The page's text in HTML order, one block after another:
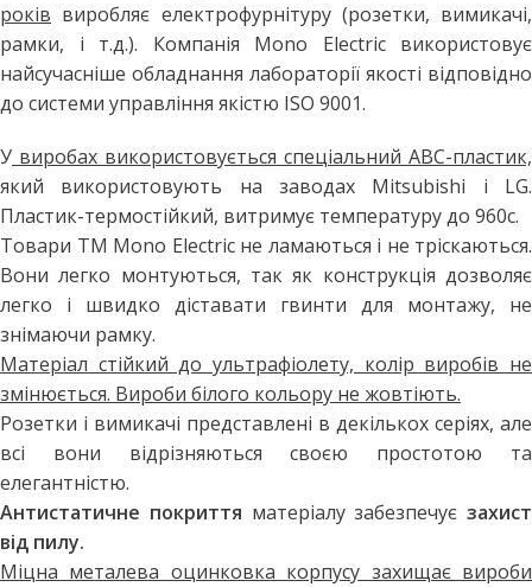
років виробляє електрофурнітуру (розетки, вимикачі,
рамки, і т.д.). Компанія Mono Electric використовує
найсучасніше обладнання лабораторії якості відповідно
до системи управління якістю ISO 9001.
У виробах використовується спеціальний АВС-пластик,
який використовують на заводах Mitsubishi і LG.
Пластик-термостійкий, витримує температуру до 960с.
Товари ТМ Mono Electric не ламаються і не тріскаються.
Вони легко монтуються, так як конструкція дозволяє
легко і швидко діставати гвинти для монтажу, не
знімаючи рамку.
Матеріал стійкий до ультрафіолету, колір виробів не
змінюється. Вироби білого кольору не жовтіють.
Розетки і вимикачі представлені в декількох серіях, але
всі вони відрізняються своєю простотою та
елегантністю.
Антистатичне покриття матеріалу забезпечує захист
від пилу.
Міцна металева оцинковка корпусу захищає вироби